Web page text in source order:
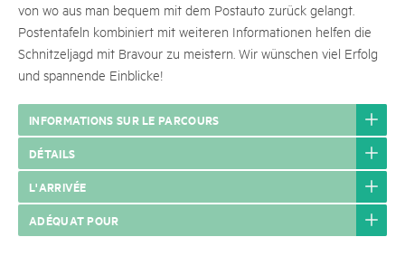
von wo aus man bequem mit dem Postauto zurück gelangt.
Postentafeln kombiniert mit weiteren Informationen helfen die
Schnitzeljagd mit Bravour zu meistern. Wir wünschen viel Erfolg
und spannende Einblicke!
INFORMATIONS SUR LE PARCOURS
DÉTAILS
L'ARRIVÉE
ADÉQUAT POUR